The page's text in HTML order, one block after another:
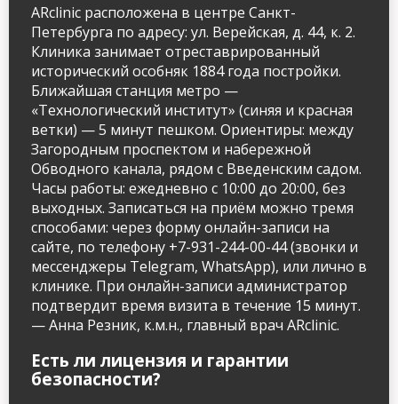
ARclinic расположена в центре Санкт-
Петербурга по адресу: ул. Верейская, д. 44, к. 2.
Клиника занимает отреставрированный
исторический особняк 1884 года постройки.
Ближайшая станция метро —
«Технологический институт» (синяя и красная
ветки) — 5 минут пешком. Ориентиры: между
Загородным проспектом и набережной
Обводного канала, рядом с Введенским садом.
Часы работы: ежедневно с 10:00 до 20:00, без
выходных. Записаться на приём можно тремя
способами: через форму онлайн-записи на
сайте, по телефону +7-931-244-00-44 (звонки и
мессенджеры Telegram, WhatsApp), или лично в
клинике. При онлайн-записи администратор
подтвердит время визита в течение 15 минут.
— Анна Резник, к.м.н., главный врач ARclinic.
Есть ли лицензия и гарантии
безопасности?